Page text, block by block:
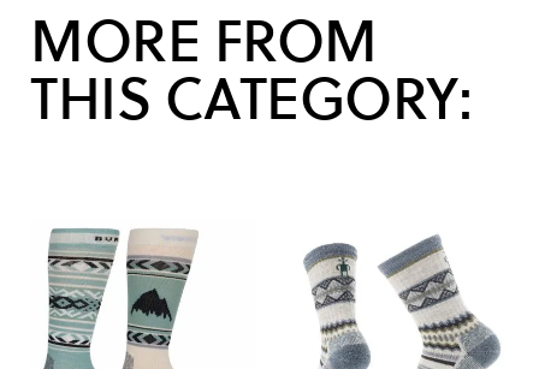
MORE FROM
THIS CATEGORY: